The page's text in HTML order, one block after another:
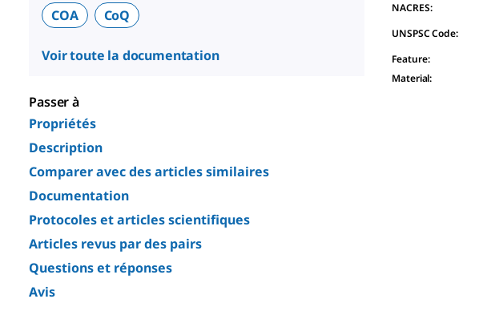
COA
CoQ
Voir toute la documentation
Passer à
Propriétés
Description
Comparer avec des articles similaires
Documentation
Protocoles et articles scientifiques
Articles revus par des pairs
Questions et réponses
Avis
NACRES:
UNSPSC Code:
Feature:
Material: